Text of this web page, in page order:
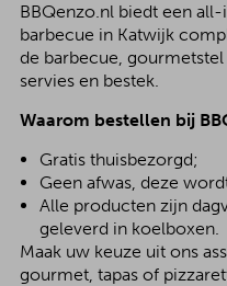
BBQenzo.nl biedt een
barbecue in Katwijk
de barbecue,
servies en bestek.
Waarom bestellen bij
Gratis thuisbezorgd;
Geen afwas, deze
Alle producten zijn
geleverd in koelboxen.
Maak uw keuze uit ons
gourmet, tapas of